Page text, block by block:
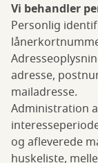
Vi behandler
Personlig
adresse,
mailadresse.
Administration
og afleverede
huskeliste,